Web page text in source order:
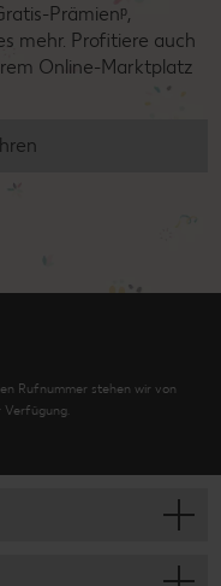
Prämienᵖ,
mehr. Profitiere auch
Online-Marktplatz
Rufnummer stehen wir von
Verfügung.